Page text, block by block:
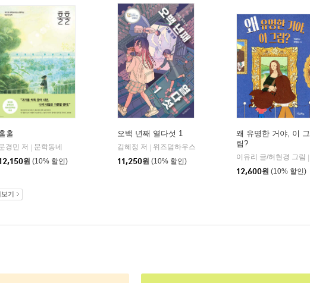
훌
경민 저
문학동네
원 (10% 할인)
오백 년째 열다섯 1
김혜정 저
위즈덤하우스
11,250원 (10% 할인)
왜 유명한 거야, 이 그
림?
이유리 글/허현경 그림
12,600원 (10% 할인)
보기